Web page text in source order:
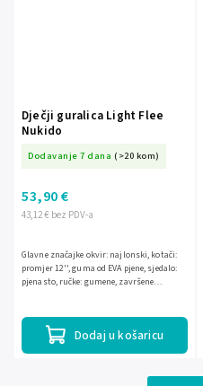
Dječji guralica Light Flee
Nukido
Dodavanje 7 dana (>20 kom)
43,12 € bez PDV-a
53,90 €
Dodaj u košaricu
Glavne značajke okvir: najlonski, kotači:
promjer 12'', guma od EVA pjene, sjedalo:
pjenasto, ručke: gumene, završene